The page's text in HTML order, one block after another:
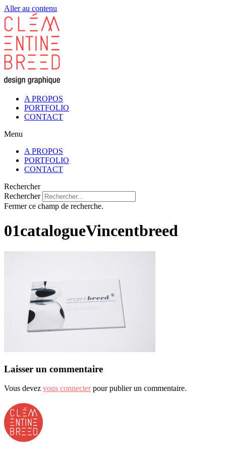
Aller au contenu
A PROPOS
PORTFOLIO
CONTACT
Menu
A PROPOS
PORTFOLIO
CONTACT
Rechercher
Rechercher
Fermer ce champ de recherche.
01catalogueVincentbreed
Laisser un commentaire
Vous devez vous connecterpour publier un commentaire.